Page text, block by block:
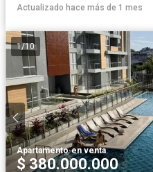
Actualizado hace más de 1 mes
1/10
Apartamento·en venta
$ 380.000.000